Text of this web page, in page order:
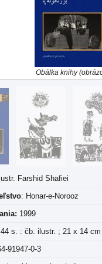
Obálka knihy
Farshid Shafiei
: Honar-e-Norooz
1999
44 s. : čb. ilustr. ; 21 x 14 cm
91947-0-3